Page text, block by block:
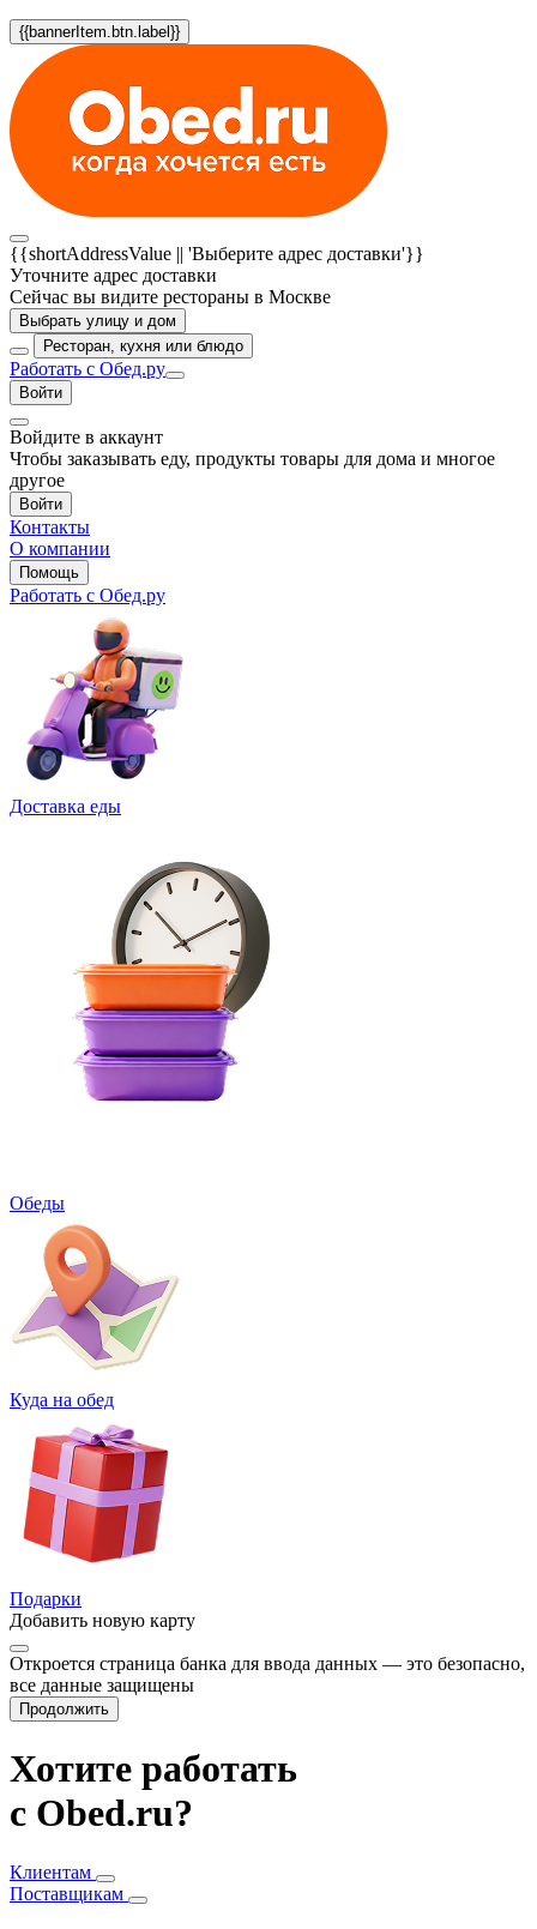
{{bannerItem.btn.label}}
{{shortAddressValue || 'Выберите адрес доставки'}}
Уточните адрес доставки
Сейчас вы видите рестораны в Москве
Выбрать улицу и дом
Ресторан, кухня или блюдо
Работать с Обед.ру
Войти
Войдите в аккаунт
Чтобы заказывать еду, продукты товары для дома и многое
другое
Войти
Контакты
О компании
Помощь
Работать с Обед.ру
Доставка еды
Обеды
Куда на обед
Подарки
Добавить новую карту
Откроется страница банка для ввода данных — это безопасно,
все данные защищены
Продолжить
Хотите работать
с Obed.ru?
Клиентам
Поставщикам